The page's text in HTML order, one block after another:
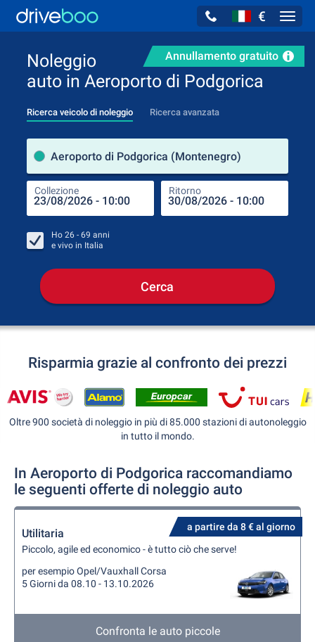
€
Annullamento gratuito
Noleggio
auto in Aeroporto di Podgorica
Ricerca veicolo di noleggio Ricerca avanzata
Aeroporto di Podgorica (Montenegro)
Collezione Ritorno
Ho 26 - 69 anni
e vivo in Italia
Cerca
Risparmia grazie al confronto dei prezzi
Oltre 900 società di noleggio in più di 85.000 stazioni di autonoleggio
in tutto il mondo.
In Aeroporto di Podgorica raccomandiamo
le seguenti offerte di noleggio auto
a partire da 8 € al giorno
Utilitaria
Piccolo, agile ed economico - è tutto ciò che serve!
per esempio Opel/Vauxhall Corsa
5 Giorni da 08.10 - 13.10.2026
Confronta le auto piccole